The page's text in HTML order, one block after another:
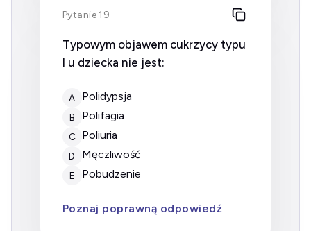
Pytanie 19
Typowym objawem cukrzycy typu
I u dziecka nie jest:
A polidypsja
B polifagia
C poliuria
D męczliwość
E pobudzenie
Poznaj poprawną odpowiedź